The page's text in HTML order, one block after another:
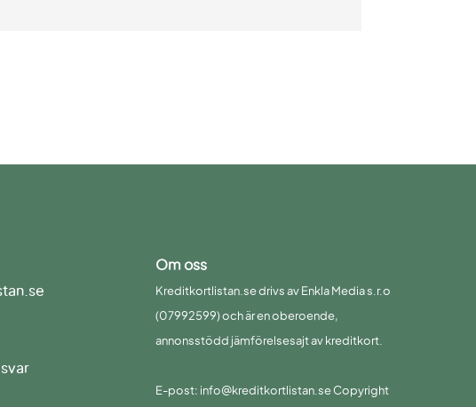
Om oss
Kreditkortlistan.se drivs av Enkla Media s.r.o
(07992599) och är en oberoende,
annonsstödd jämförelsesajt av kreditkort.
E-post: info@kreditkortlistan.se Copyright